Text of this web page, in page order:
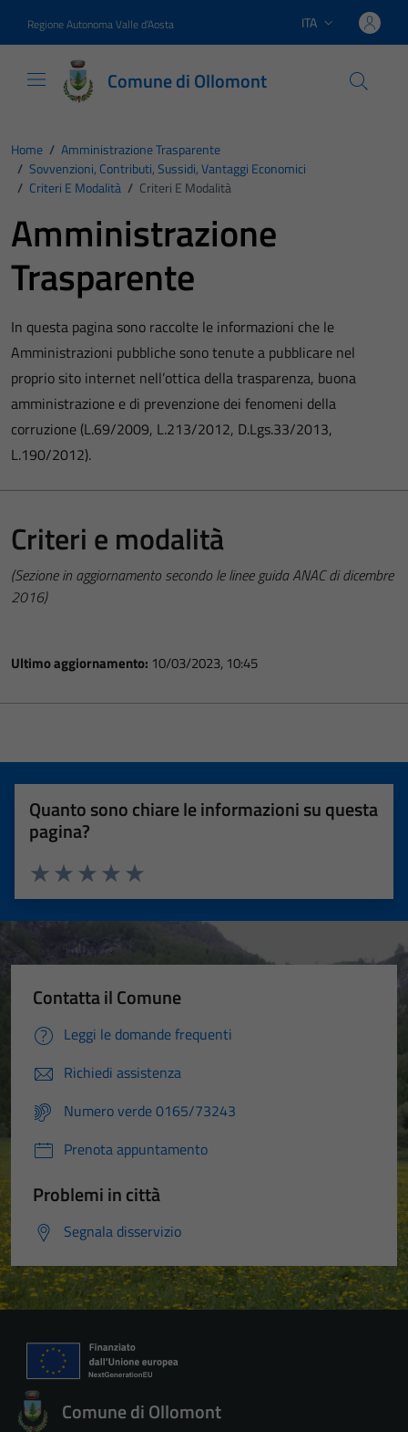
Regione Autonoma Valle d'Aosta Lingua attiva:
ITA
Comune di Ollomont
Home / Amministrazione Trasparente
/ Sovvenzioni, Contributi, Sussidi, Vantaggi Economici
/ Criteri E Modalità / Criteri E Modalità
Amministrazione
Trasparente
In questa pagina sono raccolte le informazioni che le
Amministrazioni pubbliche sono tenute a pubblicare nel
proprio sito internet nell’ottica della trasparenza, buona
amministrazione e di prevenzione dei fenomeni della
corruzione (L.69/2009, L.213/2012, D.Lgs.33/2013,
L.190/2012).
Criteri e modalità
(Sezione in aggiornamento secondo le linee guida ANAC di dicembre
2016)
Ultimo aggiornamento: 10/03/2023, 10:45
Quanto sono chiare le informazioni su questa
pagina?
Valuta 5 stelle su 5
Valuta 4 stelle su 5
Valuta 3 stelle su 5
Valuta 2 stelle su 5
Valuta 1 stelle su 5
Contatta il Comune
Leggi le domande frequenti
Richiedi assistenza
Numero verde 0165/73243
Prenota appuntamento
Problemi in città
Segnala disservizio
Comune di Ollomont